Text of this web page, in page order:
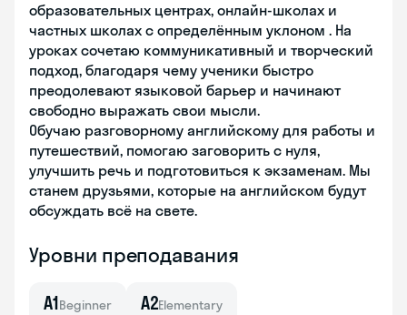
образовательных центрах, онлайн-школах и
частных школах с определённым уклоном . На
уроках сочетаю коммуникативный и творческий
подход, благодаря чему ученики быстро
преодолевают языковой барьер и начинают
свободно выражать свои мысли.
Обучаю разговорному английскому для работы и
путешествий, помогаю заговорить с нуля,
улучшить речь и подготовиться к экзаменам. Мы
станем друзьями, которые на английском будут
обсуждать всё на свете.
Уровни преподавания
A1Beginner A2Elementary